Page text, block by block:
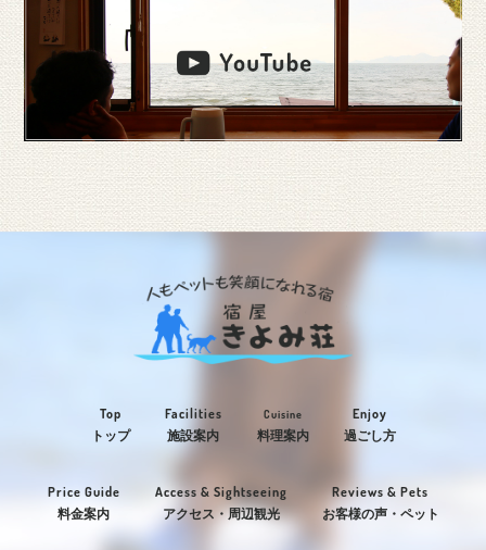
Top
トップ
Facilities
施設案内
Cuisine
料理案内
Enjoy
過ごし方
Price Guide
料金案内
Access & Sightseeing
アクセス・周辺観光
Reviews & Pets
お客様の声・ペット